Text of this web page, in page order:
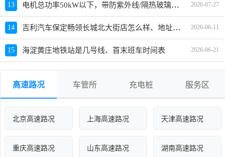
13 电机总功率50kW以下，带防紫外线/隔热玻璃的车有哪些？哪款值得买？ 2026-07-27
14 吉利汽车保定畅领长城北大街店怎么样、地址、电话、上班时间查询 2026-06-11
15 海淀黄庄地铁站是几号线、首末班车时间表 2026-06-21
高速路况 车管所 充电桩 服务区
北京高速路况 上海高速路况 天津高速路况
重庆高速路况 山东高速路况 湖南高速路况